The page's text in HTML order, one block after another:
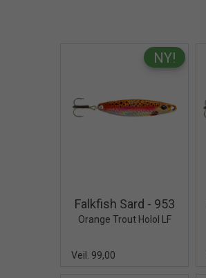
Falkfish Sard - 953
Orange Trout Holol LF
Veil. 99,00